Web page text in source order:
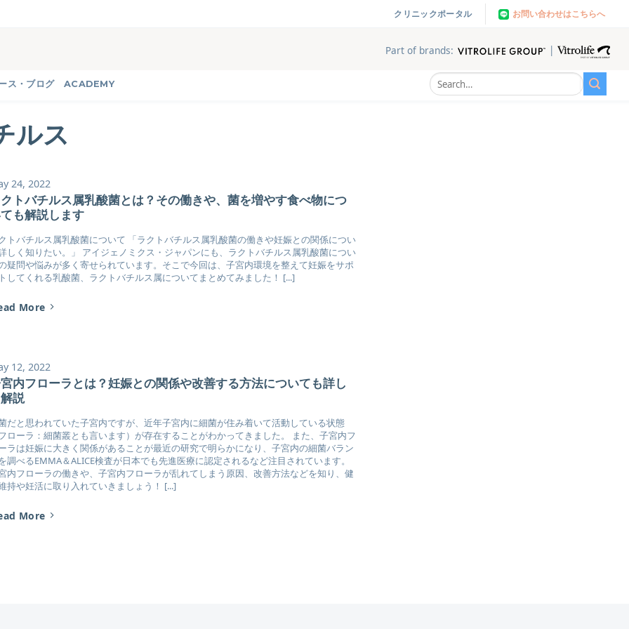
クリニックポータル お問い合わせはこちらへ
Part of brands: |
ス・ブログ ACADEMY
ルス
24, 2022
トバチルス属乳酸菌とは？その働きや、菌を増やす食べ物につ
も解説します
トバチルス属乳酸菌について 「ラクトバチルス属乳酸菌の働きや妊娠との関係につい
しく知りたい。」 アイジェノミクス・ジャパンにも、ラクトバチルス属乳酸菌につい
疑問や悩みが多く寄せられています。そこで今回は、子宮内環境を整えて妊娠をサポ
してくれる乳酸菌、ラクトバチルス属についてまとめてみました！ [...]
More
12, 2022
内フローラとは？妊娠との関係や改善する方法についても詳し
説
だと思われていた子宮内ですが、近年子宮内に細菌が住み着いて活動している状態
フローラ：細菌叢とも言います）が存在することがわかってきました。 また、子宮内フ
ラは妊娠に大きく関係があることが最近の研究で明らかになり、子宮内の細菌バラン
調べるEMMA＆ALICE検査が日本でも先進医療に認定されるなど注目されています。
内フローラの働きや、子宮内フローラが乱れてしまう原因、改善方法などを知り、健
持や妊活に取り入れていきましょう！ [...]
More